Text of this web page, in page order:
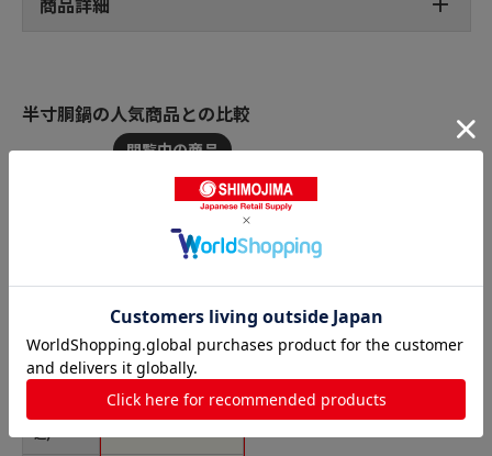
半寸胴鍋の人気商品との比較
商品名
込)
UK 18-8 プチパン 両
手半寸胴鍋(蓋無) 8c
m 1個（ご注文単位1
個）【直送品】
￥3,253